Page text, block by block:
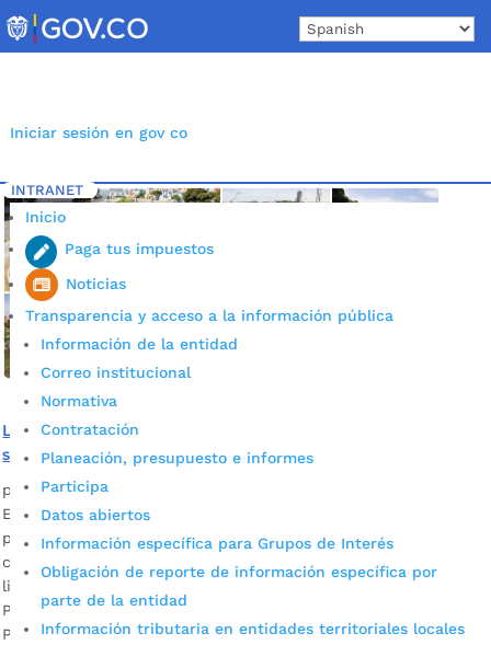
to
content
Iniciar sesión en gov co
INTRANET
Inicio
Paga tus impuestos
Noticias
Transparencia y acceso a la información pública
Información de la entidad
Correo institucional
Normativa
Contratación
Planeación, presupuesto e informes
Participa
Datos abiertos
Información específica para Grupos de Interés
Obligación de reporte de información específica por
parte de la entidad
Información tributaria en entidades territoriales locales
Inicio 5 Etiqueta: Ingreso a Bucaramanga
Las zonas verdes resplandecen en el ingreso, por la zona
sur, a Bucaramanga
por Alcaldía de Bucaramanga
Estos espacios se destacan por el mantenimiento ejercido
por la Empresa de Aseo Municipal, EMAB. La cultura y
concientización de los ciudadanos es vital para mantener
limpias las vías de acceso. Descargue audio: Leonardo
Palencia, ingeniero forestal y coordinador del Programa de
Parques y Zonas Verdes Cabe recordar que la Alcaldía